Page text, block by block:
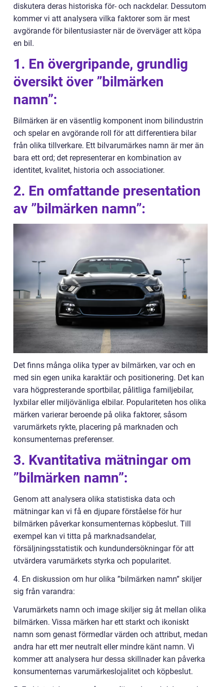
diskutera deras historiska för- och nackdelar. Dessutom
kommer vi att analysera vilka faktorer som är mest
avgörande för bilentusiaster när de överväger att köpa
en bil.
1. En övergripande, grundlig
översikt över ”bilmärken
namn”:
Bilmärken är en väsentlig komponent inom bilindustrin
och spelar en avgörande roll för att differentiera bilar
från olika tillverkare. Ett bilvarumärkes namn är mer än
bara ett ord; det representerar en kombination av
identitet, kvalitet, historia och associationer.
2. En omfattande presentation
av ”bilmärken namn”:
Det finns många olika typer av bilmärken, var och en
med sin egen unika karaktär och positionering. Det kan
vara högpresterande sportbilar, pålitliga familjebilar,
lyxbilar eller miljövänliga elbilar. Populariteten hos olika
märken varierar beroende på olika faktorer, såsom
varumärkets rykte, placering på marknaden och
konsumenternas preferenser.
3. Kvantitativa mätningar om
”bilmärken namn”:
Genom att analysera olika statistiska data och
mätningar kan vi få en djupare förståelse för hur
bilmärken påverkar konsumenternas köpbeslut. Till
exempel kan vi titta på marknadsandelar,
försäljningsstatistik och kundundersökningar för att
utvärdera varumärkets styrka och popularitet.
4. En diskussion om hur olika ”bilmärken namn” skiljer
sig från varandra:
Varumärkets namn och image skiljer sig åt mellan olika
bilmärken. Vissa märken har ett starkt och ikoniskt
namn som genast förmedlar värden och attribut, medan
andra har ett mer neutralt eller mindre känt namn. Vi
kommer att analysera hur dessa skillnader kan påverka
konsumenternas varumärkeslojalitet och köpbeslut.